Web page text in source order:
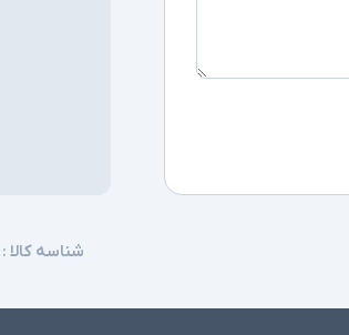
شناسه کالا :